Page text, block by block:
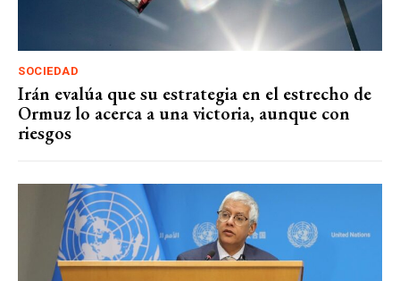
SOCIEDAD
Irán evalúa que su estrategia en el estrecho de
Ormuz lo acerca a una victoria, aunque con
riesgos